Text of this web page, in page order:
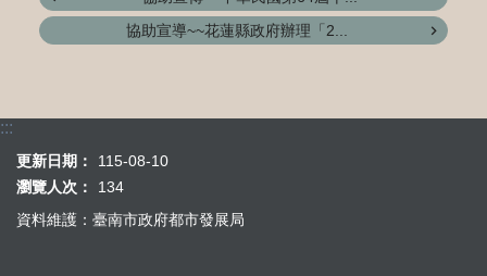
協助宣導~~花蓮縣政府辦理「2...
:::
更新日期：
115-08-10
瀏覽人次：
134
資料維護：臺南市政府都市發展局